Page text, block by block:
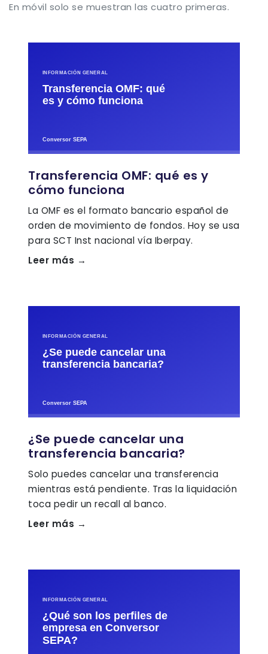
En móvil solo se muestran las cuatro primeras.
Transferencia OMF: qué es y
cómo funciona
La OMF es el formato bancario español de
orden de movimiento de fondos. Hoy se usa
para SCT Inst nacional vía Iberpay.
Leer más →
¿Se puede cancelar una
transferencia bancaria?
Solo puedes cancelar una transferencia
mientras está pendiente. Tras la liquidación
toca pedir un recall al banco.
Leer más →